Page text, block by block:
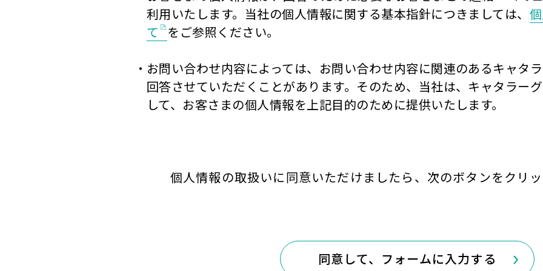
利用いたします。当社の個人情報に関する基本指針につきましては、
て
をご参照ください。
お問い合わせ内容によっては、お問い合わせ内容に関連のあるキャタ
回答させていただくことがあります。そのため、当社は、キャタラー
して、お客さまの個人情報を上記目的のために提供いたします。
個人情報の取扱いに同意いただけましたら、次のボタンをクリ
同意して、 フォームに入力する